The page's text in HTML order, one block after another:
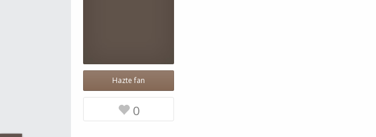
Hazte fan
0